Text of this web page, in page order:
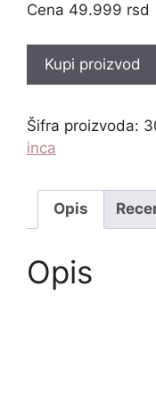
49.999 rsd
Kupi proizvod
Šifra proizvoda:
inca
Opis
Opis